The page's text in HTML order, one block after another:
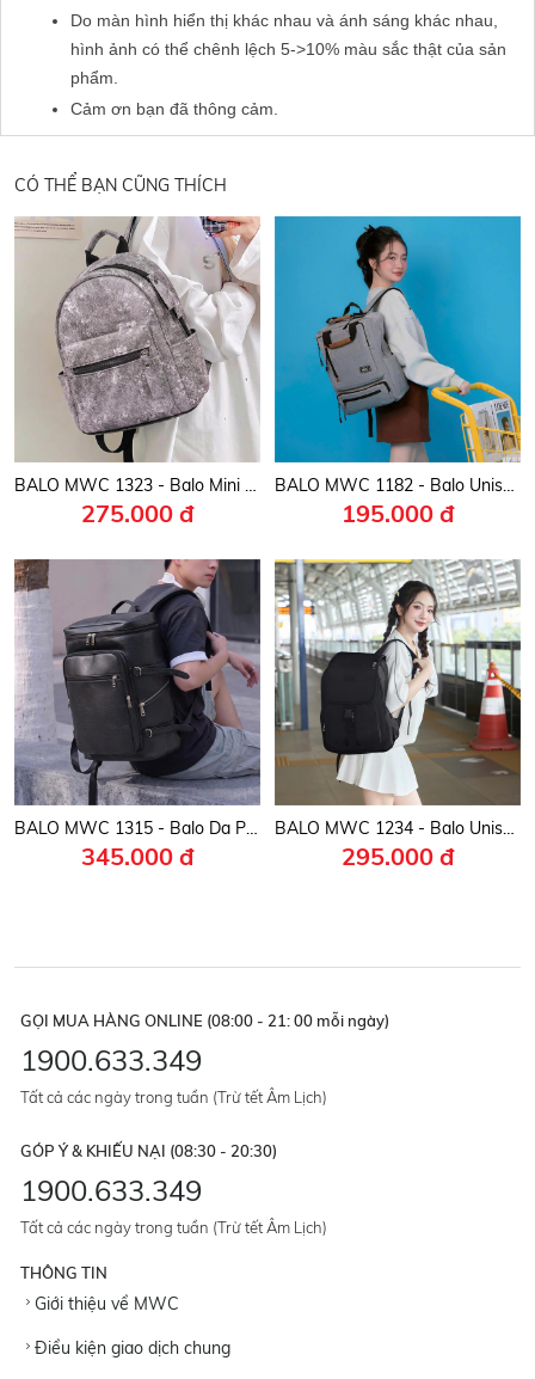
Do màn hình hiển thị khác nhau và ánh sáng khác nhau,
hình ảnh có thể chênh lệch 5->10% màu sắc thật của sản
phẩm.
Cảm ơn bạn đã thông cảm.
CÓ THỂ BẠN CŨNG THÍCH
BALO MWC 1323 - Balo Mini Phong Cách Hàn Quốc Đi Học, Đi Chơi, Đi Làm Siêu Bền Đẹp, Thời Trang.
275.000 đ
BALO MWC 1182 - Balo Unisex Thời Trang Chống Sốc, Chống Nước, Nhiều Ngăn Siêu Tiện Lợi Dùng Đựng Laptop, Mang Đi Học, Đi Chơi
195.000 đ
BALO MWC 1315 - Balo Da PU Unisex Trẻ Trung, Sinh Viên, Công Sở, Thời Trang Đường Phố Đơn Giản Nhưng Đầy Phong Cách.
345.000 đ
BALO MWC 1234 - Balo Unisex Thời Trang Chống Sốc, Chống Nước, Nhiều Ngăn Siêu Tiện Lợi Dùng Đựng Laptop, Mang Đi Học, Đi Chơi.
295.000 đ
GỌI MUA HÀNG ONLINE (08:00 - 21: 00 mỗi ngày)
1900.633.349
Tất cả các ngày trong tuần (Trừ tết Âm Lịch)
GÓP Ý & KHIẾU NẠI (08:30 - 20:30)
1900.633.349
Tất cả các ngày trong tuần (Trừ tết Âm Lịch)
THÔNG TIN
Giới thiệu về MWC
Điều kiện giao dịch chung